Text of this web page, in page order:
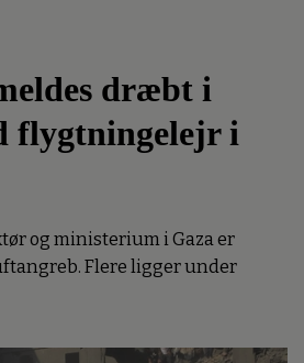
dræbt i
flygtningelejr i
og ministerium i Gaza er
Flere ligger under